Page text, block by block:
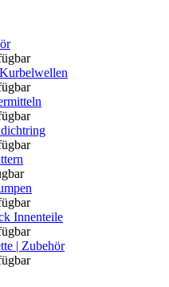
Innenteile
| Zubehör